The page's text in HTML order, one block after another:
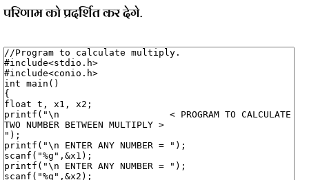
परिणाम को प्रदर्शित कर देगे.